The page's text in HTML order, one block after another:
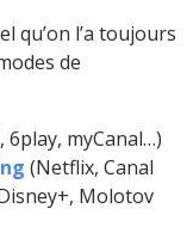
qu’on l’a toujours
de
6play, myCanal…)
(Netflix, Canal
Molotov